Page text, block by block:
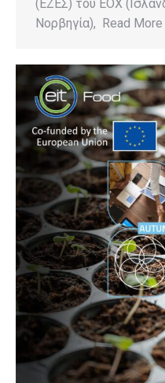
(ΕΖΕΣ) του ΕΟΧ
Νορβηγία), Read More